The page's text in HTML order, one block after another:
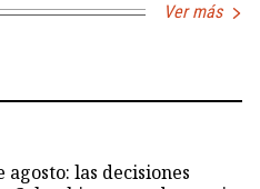
Ver más
agosto: las decisiones